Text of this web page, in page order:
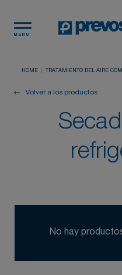
MENU
HOME TRATAMIENTO DEL AIRE
Volver a los productos
No hay